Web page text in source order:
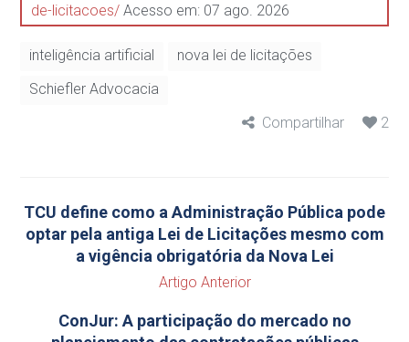
de-licitacoes/ Acesso em: 07 ago. 2026
inteligência artificial
nova lei de licitações
Schiefler Advocacia
Compartilhar
2
TCU define como a Administração Pública pode
optar pela antiga Lei de Licitações mesmo com
a vigência obrigatória da Nova Lei
Artigo Anterior
ConJur: A participação do mercado no